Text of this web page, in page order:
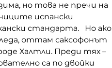
но това не пречи на
испански
стандарта. Но ако
оттам саксофонът
Халтли. Преди тях –
са по двойки